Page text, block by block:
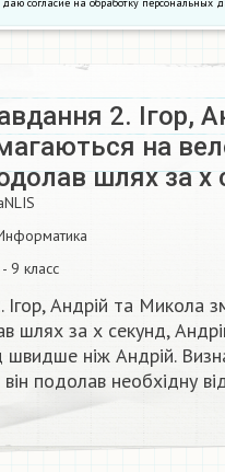
2. Ігор,
на
шлях за х
9 класс
Ігор, Андрій та Микола
шлях за х секунд,
швидше ніж Андрій.
подолав необхідну